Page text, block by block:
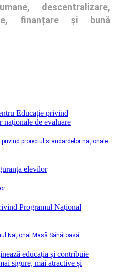
descentralizare,
finanțare și bună
proiectul standardelor naționale
Național Masă Sănătoasă